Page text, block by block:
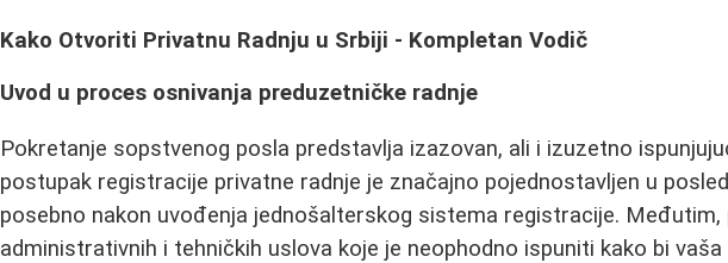
Kako Otvoriti Privatnu Radnju u Srbiji - Kompletan Vodič
Uvod u proces osnivanja preduzetničke radnje
Pokretanje sopstvenog posla predstavlja izazovan, ali i izuzetno
postupak registracije privatne radnje je značajno pojednostavljen u
posebno nakon uvođenja jednošalterskog sistema registracije.
administrativnih i tehničkih uslova koje je neophodno ispuniti kako bi